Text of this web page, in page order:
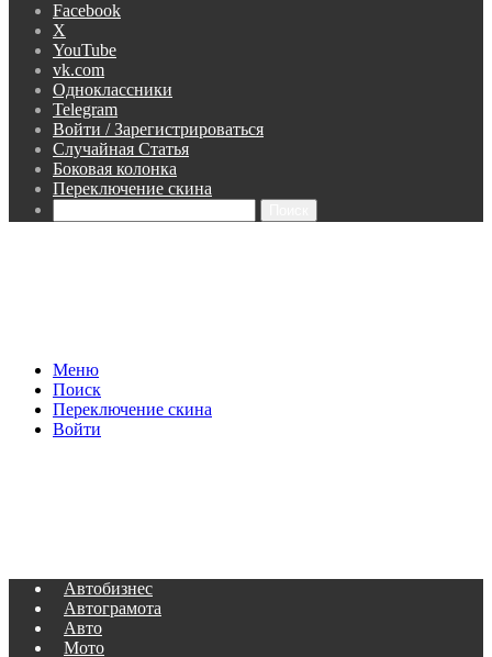
Facebook
X
YouTube
vk.com
Одноклассники
Telegram
Войти / Зарегистрироваться
Случайная Статья
Боковая колонка
Переключение скина
Меню
Поиск
Переключение скина
Войти
Автобизнес
Автограмота
Авто
Мото